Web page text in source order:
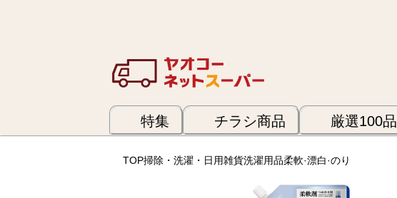
特集 チラシ商品 厳選100品
TOP掃除・洗濯・日用雑貨洗濯用品柔軟·漂白·のり